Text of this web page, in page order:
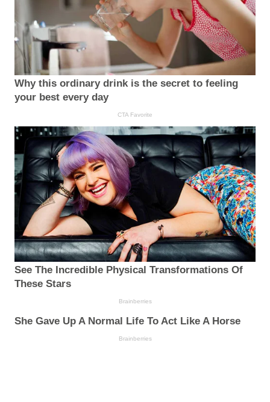
Why this ordinary drink is the secret to feeling
your best every day
CTA Favorite
See The Incredible Physical Transformations Of
These Stars
Brainberries
She Gave Up A Normal Life To Act Like A Horse
Brainberries